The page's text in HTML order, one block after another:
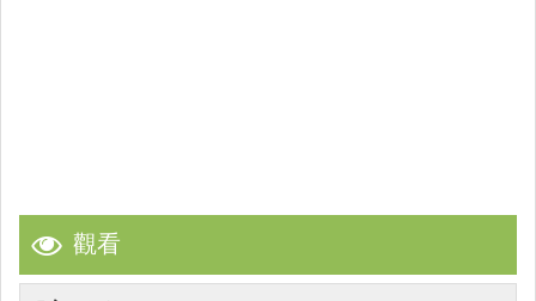
觀看